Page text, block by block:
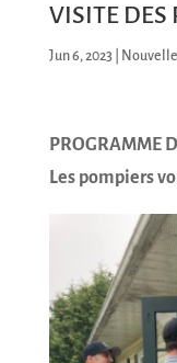
VISITE DES
Jun 6, 2023|
PROGRAMME
Les pompiers
Courriel
JE
M'ABONNE